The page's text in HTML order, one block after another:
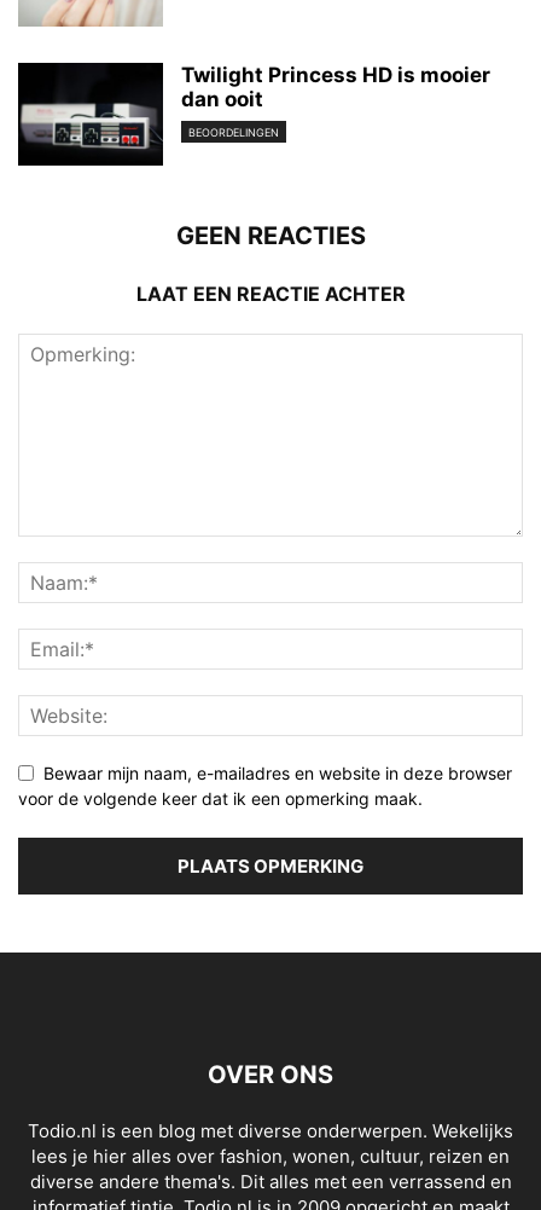
Twilight Princess HD is mooier
dan ooit
BEOORDELINGEN
GEEN REACTIES
LAAT EEN REACTIE ACHTER
Bewaar mijn naam, e-mailadres en website in deze browser
voor de volgende keer dat ik een opmerking maak.
OVER ONS
Todio.nl is een blog met diverse onderwerpen. Wekelijks
lees je hier alles over fashion, wonen, cultuur, reizen en
diverse andere thema's. Dit alles met een verrassend en